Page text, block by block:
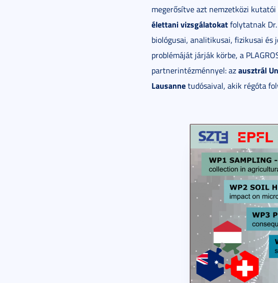
megerősítve azt nemzetközi
élettani vizsgálatokatfolytatnak Dr.
biológusai, analitikusai, fizikusai és
problémáját járják körbe, a
partnerintézménnyel: azausztrál
Lausannetudósaival, akik régóta